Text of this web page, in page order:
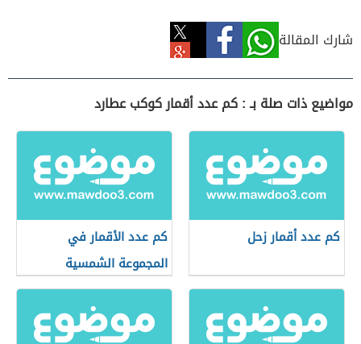
شارك المقالة
مواضيع ذات صلة بـ : كم عدد أقمار كوكب عطارد
كم عدد أقمار زحل
كم عدد الأقمار في
المجموعة الشمسية